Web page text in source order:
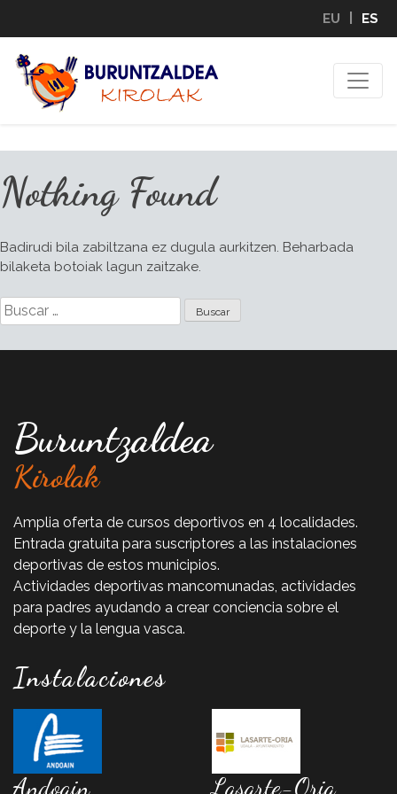
content
EU ES
Nothing Found
Badirudi bila zabiltzana ez dugula aurkitzen. Beharbada
bilaketa botoiak lagun zaitzake.
Buscar:
Buruntzaldea
Kirolak
Amplia oferta de cursos deportivos en 4 localidades.
Entrada gratuita para suscriptores a las instalaciones
deportivas de estos municipios.
Actividades deportivas mancomunadas, actividades
para padres ayudando a crear conciencia sobre el
deporte y la lengua vasca.
Instalaciones
Andoain Lasarte-Oria